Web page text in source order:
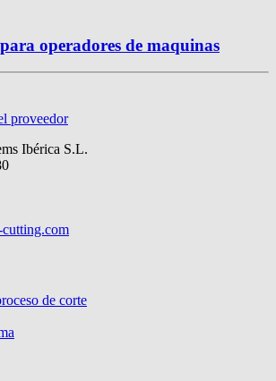
operadores de maquinas
proveedor
Ibérica S.L.
de corte